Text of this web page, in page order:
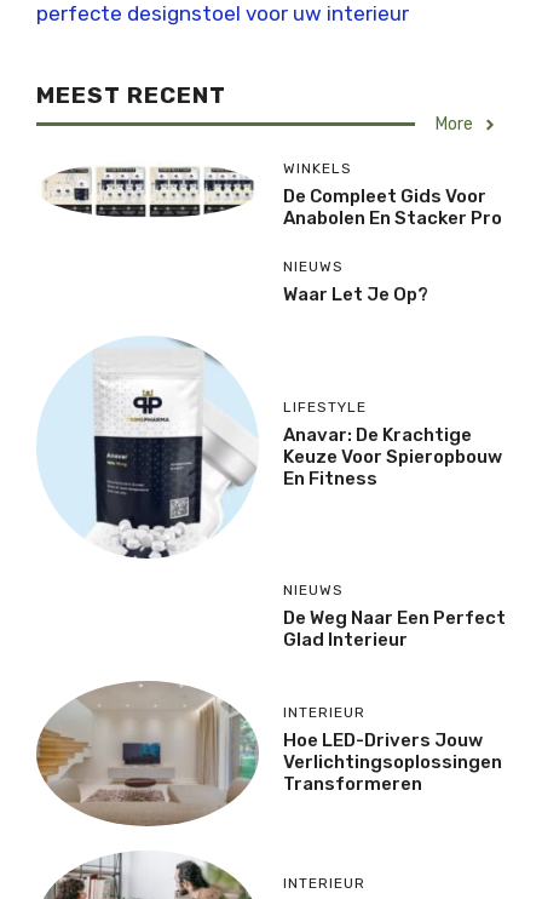
perfecte designstoel voor uw interieur
MEEST RECENT
More
WINKELS
De Compleet Gids Voor
Anabolen En Stacker Pro
NIEUWS
Waar Let Je Op?
LIFESTYLE
Anavar: De Krachtige
Keuze Voor Spieropbouw
En Fitness
NIEUWS
De Weg Naar Een Perfect
Glad Interieur
INTERIEUR
Hoe LED-Drivers Jouw
Verlichtingsoplossingen
Transformeren
INTERIEUR